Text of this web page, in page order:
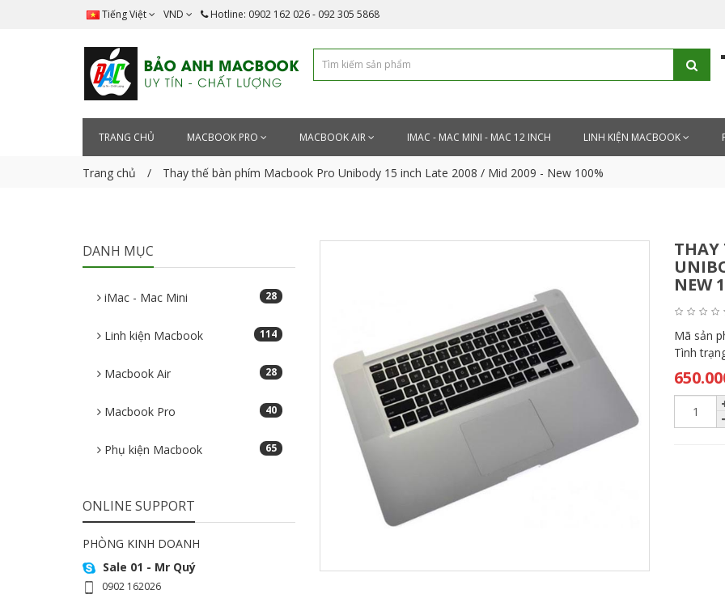
Tiếng Việt VND Hotline: 0902 162 026 - 092 305 5868
TRANG CHỦ MACBOOK PRO MACBOOK AIR IMAC - MAC MINI - MAC 12 INCH LINH KIỆN MACBOOK
Trang chủ Thay thế bàn phím Macbook Pro Unibody 15 inch Late 2008 / Mid 2009 - New 100%
DANH MỤC
iMac - Mac Mini 28
Linh kiện Macbook 114
Macbook Air 28
Macbook Pro 40
Phụ kiện Macbook 65
ONLINE SUPPORT
PHÒNG KINH DOANH
Sale 01 - Mr Quý
0902 162026
THAY
NEW
Mã sản
Tình